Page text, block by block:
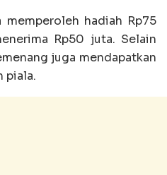
hadiah Rp75
Rp50 juta. Selain
juga mendapatkan
piala.